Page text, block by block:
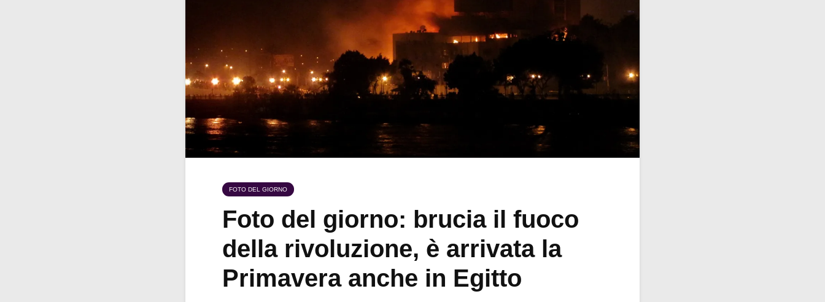
FOTO DEL GIORNO
Foto del giorno: brucia il fuoco
della rivoluzione, è arrivata la
Primavera anche in Egitto